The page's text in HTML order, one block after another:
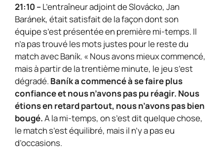
21:10 –L’entraîneur adjoint de Slovácko, Jan
Baránek, était satisfait de la façon dont son
équipe s’est présentée en première mi-temps. Il
n’a pas trouvé les mots justes pour le reste du
match avec Baník. « Nous avons mieux commencé,
mais à partir de la trentième minute, le jeu s’est
dégradé. Baník a commencé à se faire plus
confiance et nous n’avons pas pu réagir. Nous
étions en retard partout, nous n’avons pas bien
bougé.A la mi-temps, on s’est dit quelque chose,
le match s’est équilibré, mais il n’y a pas eu
d’occasions.